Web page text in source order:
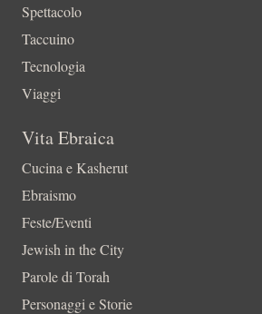
Spettacolo
Taccuino
Tecnologia
Viaggi
Vita Ebraica
Cucina e Kasherut
Ebraismo
Feste/Eventi
Jewish in the City
Parole di Torah
Personaggi e Storie